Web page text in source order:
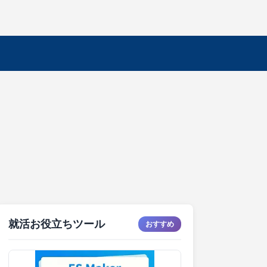
就活お役立ちツール おすすめ